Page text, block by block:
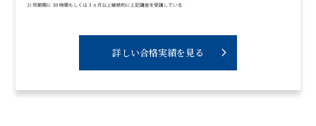
詳しい合格実績を見る